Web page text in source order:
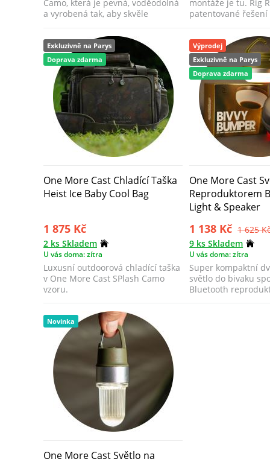
Camo, která je pevná, voděodolná
a vyrobená tak, aby skvěle
montáže je tu. Rig
patentované
Exkluzivně na Parys
Doprava zdarma
One More Cast Chladící Taška
Heist Ice Baby Cool Bag
1 875 Kč
2 ks Skladem
U vás doma: zítra
Luxusní outdoorová chladící taška
v One More Cast SPlash Camo
vzoru.
Výprodej
Exkluzivně na Parys
Doprava zdarma
One More Cast
Reproduktorem
Light & Speaker
1 138 Kč 1 625
9 ks Skladem
U vás doma: zítra
Super kompaktní
světlo do bivaku
Bluetooth
Novinka
One More Cast Světlo na